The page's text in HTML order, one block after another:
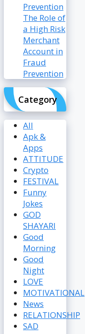
The Role of
a High Risk
Merchant
Account in
Fraud
Prevention
Category
All
Apk &
Apps
ATTITUDE
Crypto
FESTIVAL
Funny
Jokes
GOD
SHAYARI
Good
Morning
Good
Night
LOVE
MOTIVATIONAL
News
RELATIONSHIP
SAD